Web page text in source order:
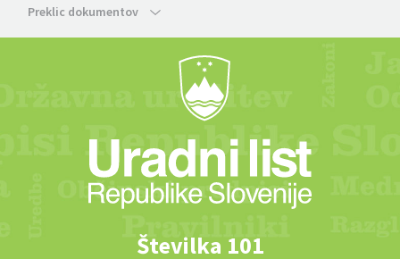
Preklic dokumentov
Številka 101